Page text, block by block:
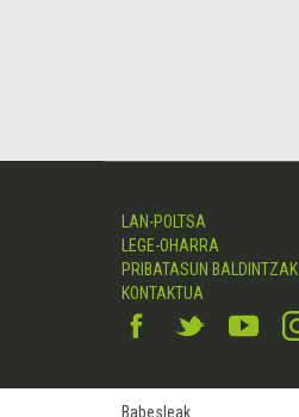
LAN-POLTSA
LEGE-OHARRA
PRIBATASUN BALDINTZAK
KONTAKTUA
Babesleak